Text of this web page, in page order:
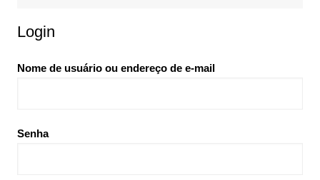
Login
Nome de usuário ou endereço de e-mail
Senha